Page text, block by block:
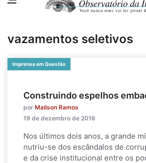
vazamentos seletivos
Imprensa em Questão
Construindo espelhos
por Mailson Ramos
19 de dezembro de 2016
Nos últimos dois anos, a grande
nutriu-se dos escândalos de
e da crise institucional entre os